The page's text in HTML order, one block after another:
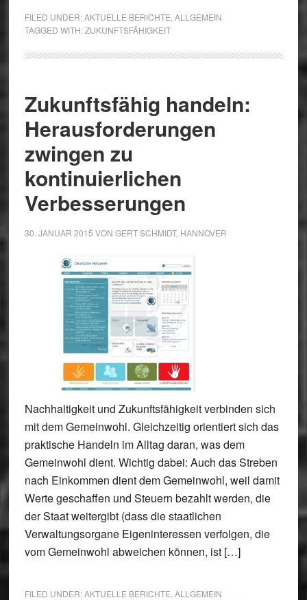
FILED UNDER:AKTUELLE BERICHTE ALLGEMEIN
TAGGED WITH:ZUKUNFTSFÄHIGKEIT
Zukunftsfähig handeln:
Herausforderungen
zwingen zu
kontinuierlichen
Verbesserungen
30. JANUAR 2015 VON GERT SCHMIDT, HANNOVER
Nachhaltigkeit und Zukunftsfähigkeit verbinden sich
mit dem Gemeinwohl. Gleichzeitig orientiert sich das
praktische Handeln im Alltag daran, was dem
Gemeinwohl dient. Wichtig dabei: Auch das Streben
nach Einkommen dient dem Gemeinwohl, weil damit
Werte geschaffen und Steuern bezahlt werden, die
der Staat weitergibt (dass die staatlichen
Verwaltungsorgane Eigeninteressen verfolgen, die
vom Gemeinwohl abweichen können, ist […]
FILED UNDER:AKTUELLE BERICHTE ALLGEMEIN